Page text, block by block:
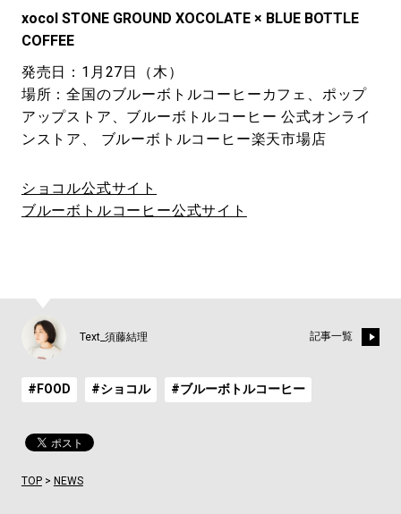
xocol STONE GROUND XOCOLATE × BLUE BOTTLE
COFFEE
発売日：1月27日（木）
場所：全国のブルーボトルコーヒーカフェ、ポップ
アップストア、ブルーボトルコーヒー 公式オンライ
ンストア、 ブルーボトルコーヒー楽天市場店
ショコル公式サイト
ブルーボトルコーヒー公式サイト
Text_須藤結理 記事一覧
#FOOD #ショコル #ブルーボトルコーヒー
TOP> NEWS